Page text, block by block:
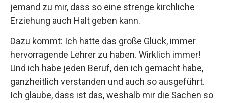
jemand zu mir, dass so eine strenge kirchliche
Erziehung auch Halt geben kann.
Dazu kommt: Ich hatte das große Glück, immer
hervorragende Lehrer zu haben. Wirklich immer!
Und ich habe jeden Beruf, den ich gemacht habe,
ganzheitlich verstanden und auch so ausgeführt.
Ich glaube, dass ist das, weshalb mir die Sachen so